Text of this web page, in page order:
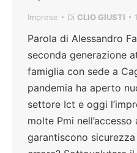
Imprese Di CLIO GIUSTI
Parola di Alessandro
seconda generazione
famiglia con sede a
pandemia ha aperto
settore Ict e oggi
molte Pmi
garantiscono